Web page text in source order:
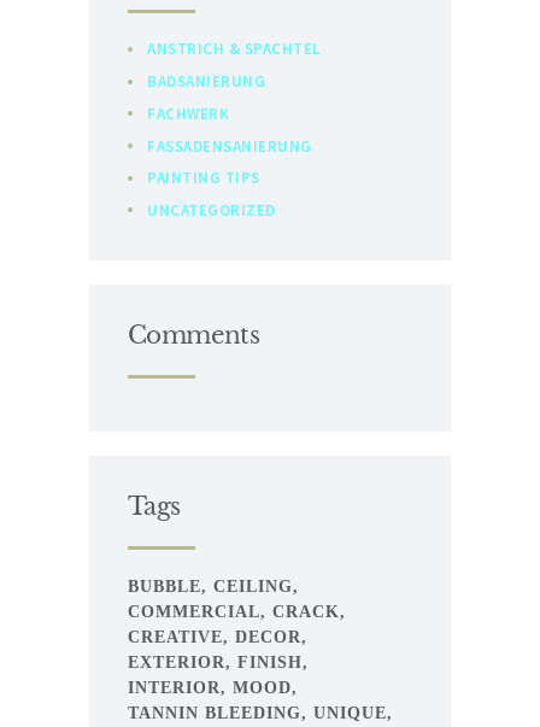
ANSTRICH & SPACHTEL
BADSANIERUNG
FACHWERK
FASSADENSANIERUNG
PAINTING TIPS
UNCATEGORIZED
Comments
Tags
BUBBLE
CEILING
COMMERCIAL
CRACK
CREATIVE
DECOR
EXTERIOR
FINISH
INTERIOR
MOOD
TANNIN BLEEDING
UNIQUE